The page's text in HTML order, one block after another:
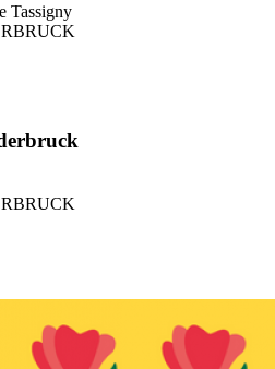
Tassigny